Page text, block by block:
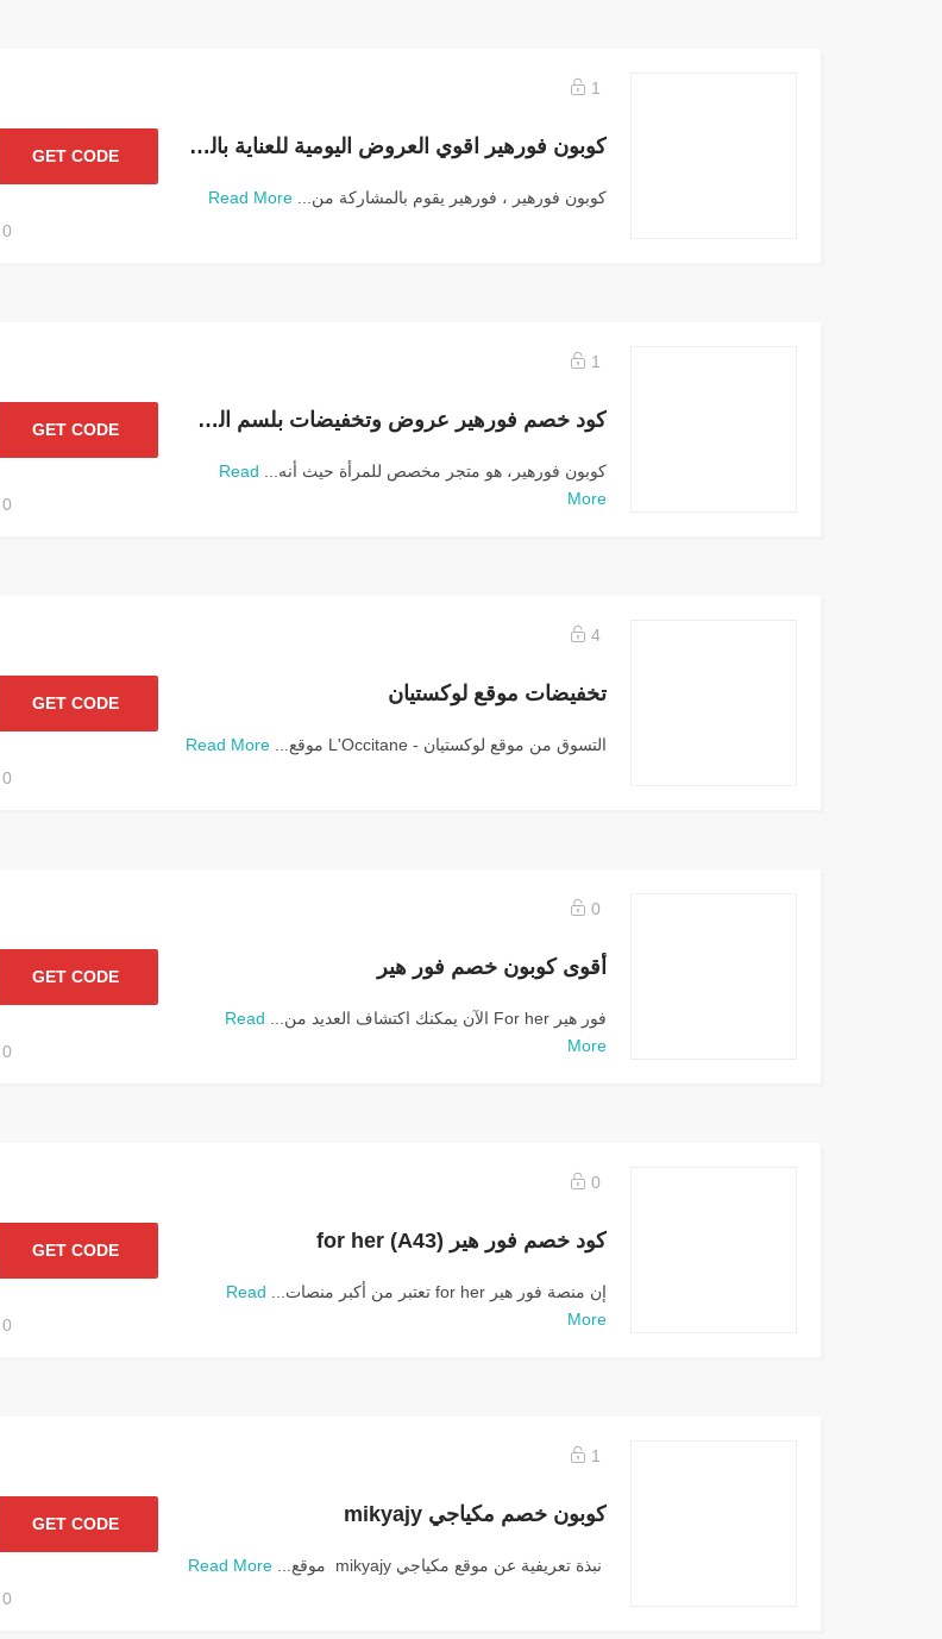
1
كوبون فورهير اقوي العروض اليومية للعناية بالبشرة
كوبون فورهير ، فورهير يقوم بالمشاركة من... Read More
GET CODE
0
1
كود خصم فورهير عروض وتخفيضات بلسم الشعر
كوبون فورهير، هو متجر مخصص للمرأة حيث أنه... Read
More
GET CODE
0
4
تخفيضات موقع لوكستيان
التسوق من موقع لوكستيان - L'Occitane موقع... Read More
GET CODE
0
0
أقوى كوبون خصم فور هير
فور هير For her الآن يمكنك اكتشاف العديد من...
Read
More
GET CODE
0
0
كود خصم فور هير (A43) for her
إن منصة فور هير for her تعتبر من أكبر منصات...
Read
More
GET CODE
0
1
كوبون خصم مكياجي mikyajy
نبذة تعريفية عن موقع مكياجي mikyajy موقع... Read More
GET CODE
0